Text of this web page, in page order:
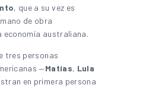
, que a su vez es
de obra
economía australiana.
tres personas
—Matías, Lula
en primera persona